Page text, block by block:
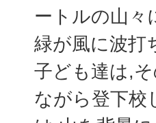
ートルの山々
緑が風に波打
子ども達は,
ながら登下校